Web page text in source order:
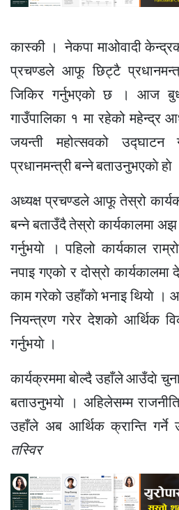
कास्की । नेकपा माओवादी
प्रचण्डले आफू छिट्टै
जिकिर गर्नुभएकाे छ । आज
गाउँपालिका १ मा रहेको महेन्द्र
जयन्ती महोत्सवको
प्रधानमन्त्री बन्ने बताउनुभएकाे हाे
अध्यक्ष प्रचण्डले आफू तेस्रो
बन्ने बताउँदै तेस्राे कार्यकालमा अझ
गर्नुभयाे । पहिलो कार्यकाल
नपाइ गएको र दोस्रो कार्यकालमा
काम गरेको उहाँकाे भनाइ थियाे ।
नियन्त्रण गरेर देशको आर्थिक
गर्नुभयाे ।
कार्यक्रममा बाेल्दै उहाँले आउँदाे
बताउनुभयाे । अहिलेसम्म
उहाँले अब आर्थिक क्रान्ति गर्ने
तस्विर